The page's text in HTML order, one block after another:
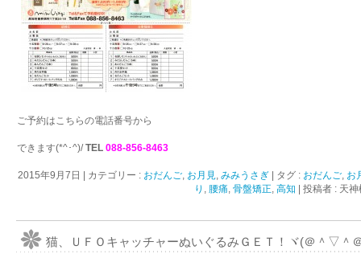
ご予約はこちらの電話番号から
できます(*^･^)/TEL 088-856-8463
2015年9月7日 カテゴリー : おだんご, お月見,みみうさぎ タグ : おだんご, お
り , 腰痛,骨盤矯正,高知 |投稿者 : 天
猫、ＵＦＯキャッチャーぬいぐるみＧＥＴ！ヾ(＠＾▽＾